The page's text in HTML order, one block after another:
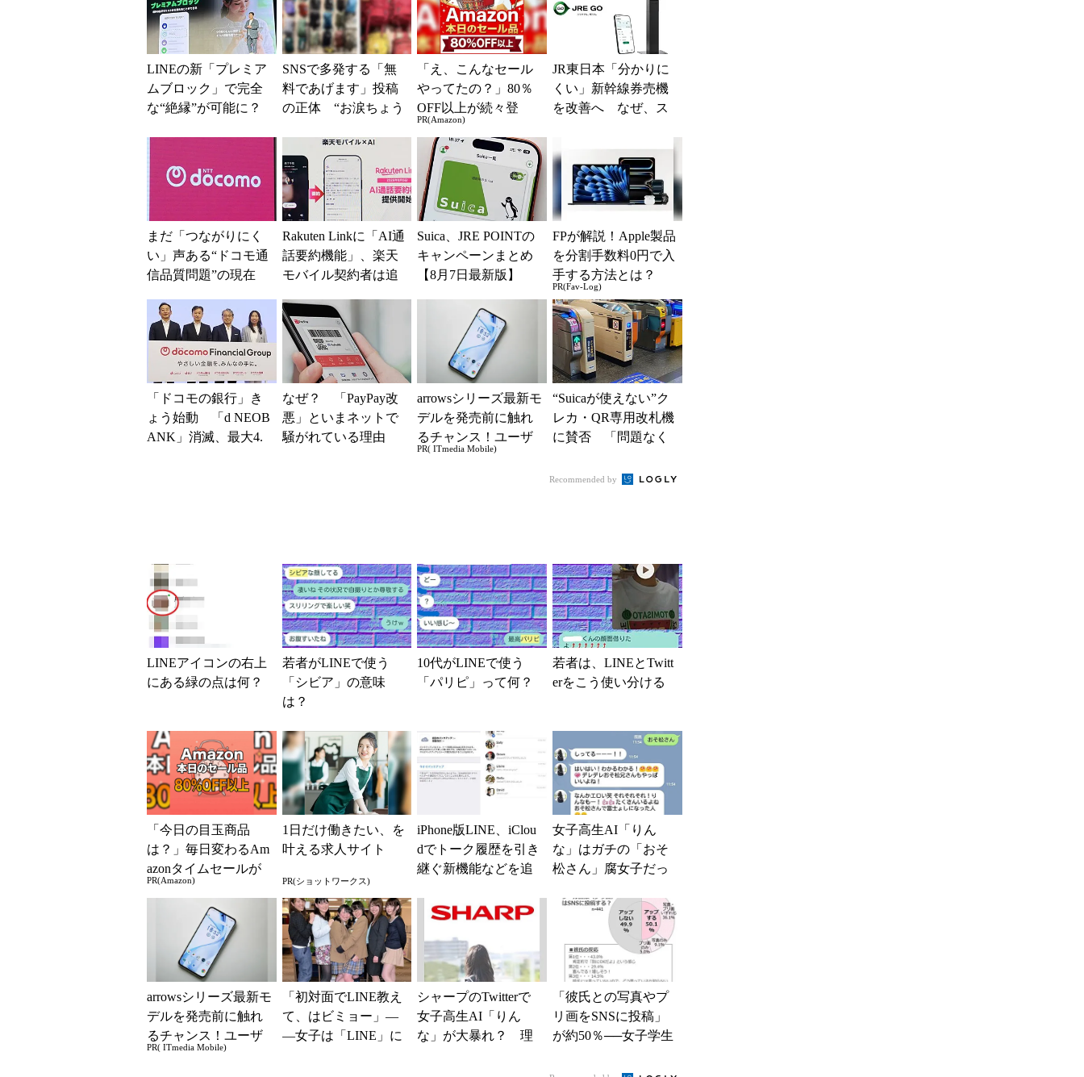
LINEの新「プレミア
ムブロック」で完全
な“絶縁”が可能に？
SNSで多発する「無
料であげます」投稿
の正体 “お涙ちょう
NEへ誘導するカラ
ク...
「え、こんなセール
やってたの？」80％
OFF以上が続々登
場！Amazonの本気が
凄すぎる
PR(Amazon)
JR東日本「分かりに
くい」新幹線券売機
を改善へ なぜ、ス
の最短1分購入」を実
現？
まだ「つながりにく
い」声ある“ドコモ通
信品質問題”の現在
す「道半ば」の詳細
解説
Rakuten Linkに「AI通
話要約機能」、楽天
モバイル契約者は追
Suica、JRE POINTの
キャンペーンまとめ
【8月7日最新版】
万～2万ポ...
FPが解説！Apple製品
を分割手数料0円で入
手する方法とは？
PR(Fav-Log)
「ドコモの銀行」き
ょう始動 「d NEOB
ANK」消滅、最大4.
なぜ？ 「PayPay改
悪」といまネットで
騒がれている理由
arrowsシリーズ最新モ
デルを発売前に触れ
るチャンス！ユーザ
ー座談会開催
PR( ITmedia Mobile)
“Suicaが使えない”ク
レカ・QR専用改札機
に賛否 「問題なく
系ICの方がスムー...
Recommended by
LINEアイコンの右上
にある緑の点は何？
若者がLINEで使う
「シビア」の意味
は？
10代がLINEで使う
「パリピ」って何？
若者は、LINEとTwitt
erをこう使い分ける
「今日の目玉商品
は？」毎日変わるAm
azonタイムセールが
見逃せない
PR(Amazon)
1日だけ働きたい、を
叶える求人サイト
PR(ショットワークス)
iPhone版LINE、iClou
dでトーク履歴を引き
継ぐ新機能などを追
女子高生AI「りん
な」はガチの「おそ
松さん」腐女子だっ
arrowsシリーズ最新モ
デルを発売前に触れ
るチャンス！ユーザ
ー座談会開催
PR( ITmedia Mobile)
「初対面でLINE教え
て、はビミョー」―
―女子は「LINE」に
シャープのTwitterで
女子高生AI「りん
な」が大暴れ？ 理
「彼氏との写真やプ
リ画をSNSに投稿」
が約50％──女子学生